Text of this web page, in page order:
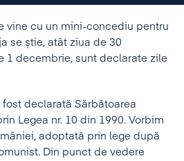
vine cu un mini-concediu pentru
se știe, atât ziua de 30
1 decembrie, sunt declarate zile
declarată Sărbătoarea
Legea nr. 10 din 1990. Vorbim
adoptată prin lege după
Din punct de vedere